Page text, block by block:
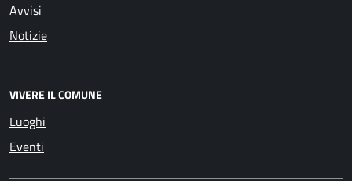
Avvisi
Notizie
VIVERE IL COMUNE
Luoghi
Eventi